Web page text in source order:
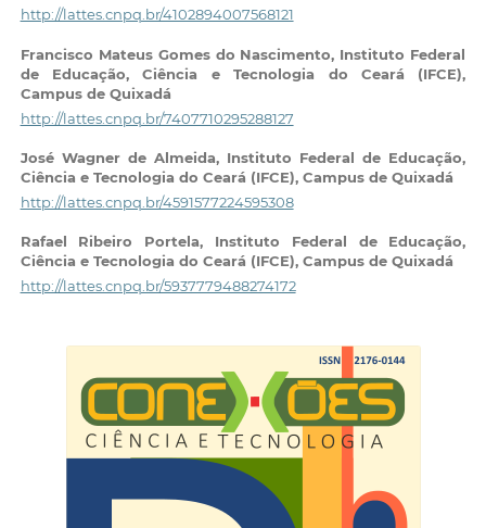
http://lattes.cnpq.br/4102894007568121
Francisco Mateus Gomes do Nascimento, Instituto Federal
de Educação, Ciência e Tecnologia do Ceará (IFCE),
Campus de Quixadá
http://lattes.cnpq.br/7407710295288127
José Wagner de Almeida, Instituto Federal de Educação,
Ciência e Tecnologia do Ceará (IFCE), Campus de Quixadá
http://lattes.cnpq.br/4591577224595308
Rafael Ribeiro Portela, Instituto Federal de Educação,
Ciência e Tecnologia do Ceará (IFCE), Campus de Quixadá
http://lattes.cnpq.br/5937779488274172